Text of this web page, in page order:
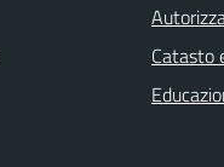
Catasto